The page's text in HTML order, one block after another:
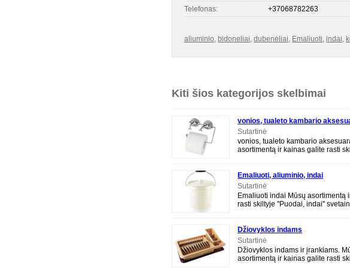
Telefonas:
+37068782263
aliuminio, bidoneliai, dubenėliai, Emaliuoti, indai,
Kiti šios kategorijos skelbimai
vonios, tualeto kambario
Sutartinė
vonios, tualeto kambario
asortimentą ir kainas galite rasti
Emaliuoti, aliuminio, indai
Sutartinė
Emaliuoti indai Mūsų asortimentą
rasti skiltyje ''Puodai, indai''
Džiovyklos indams
Sutartinė
Džiovyklos indams ir įrankiams.
asortimentą ir kainas galite rasti